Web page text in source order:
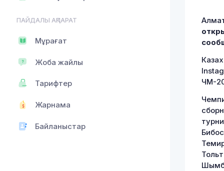
ПАЙДАЛЫ АҚПАРАТ
Мұрағат
Жоба жайлы
Тарифтер
Жарнама
Байланыстар
ЧМ-